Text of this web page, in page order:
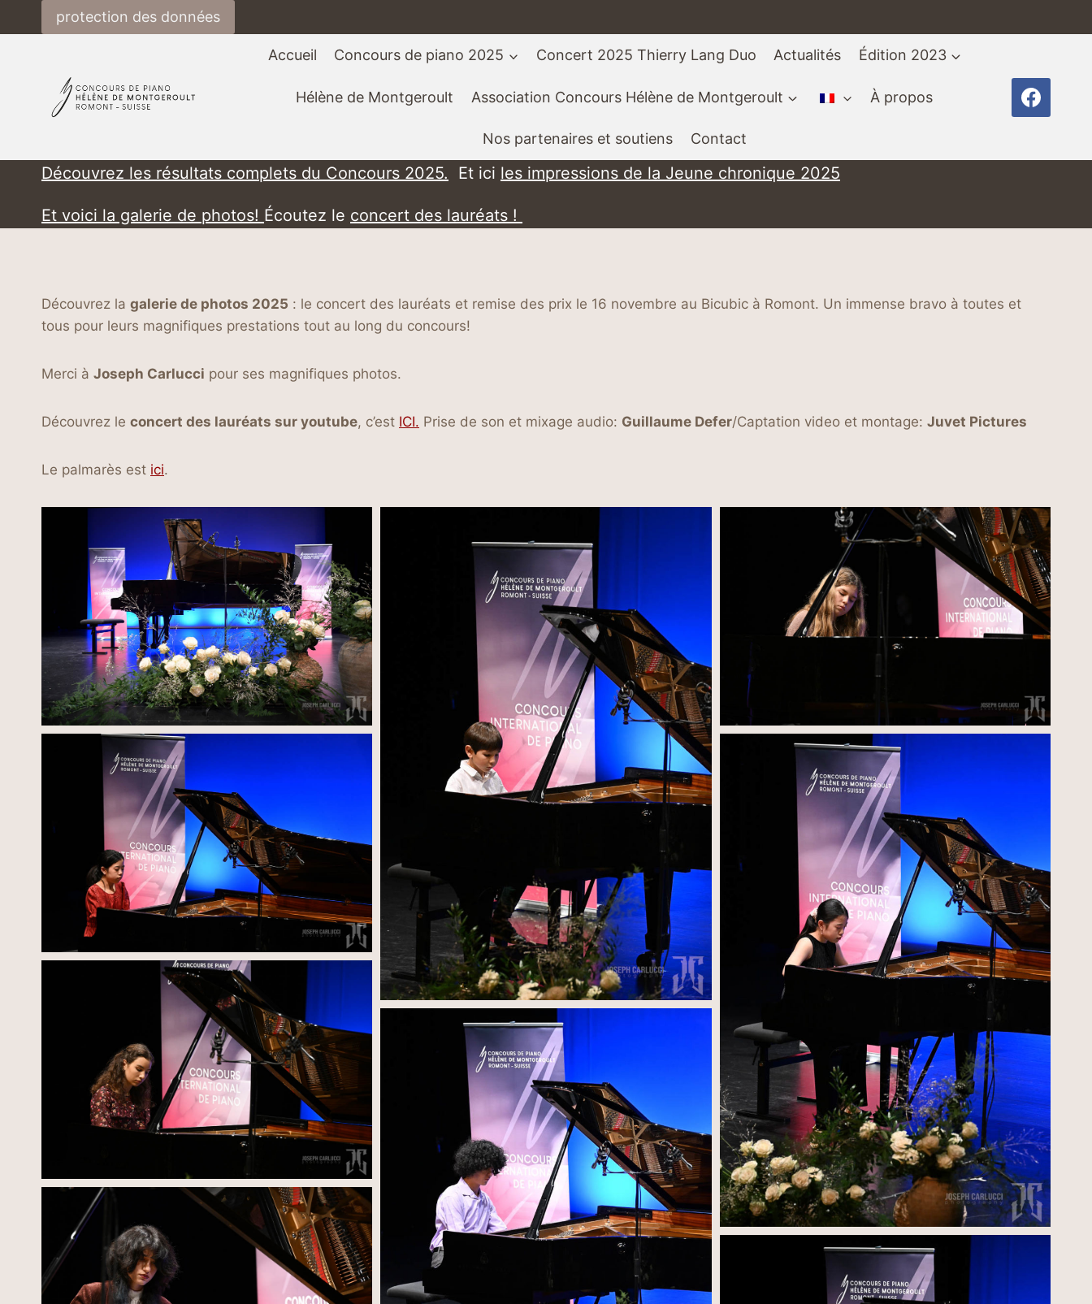
au
protection des données
Accueil Concours de piano 2025 Concert 2025 Thierry Lang Duo Actualités Édition 2023
Hélène de Montgeroult Association Concours Hélène de Montgeroult À propos
Nos partenaires et soutiens Contact
Découvrez les résultats complets du Concours 2025. Et ici les impressions de la Jeune chronique 2025
Et voici la galerie de photos! Écoutez le concert des lauréats !
Découvrez la galerie de photos 2025 : le concert des lauréats et remise des prix le 16 novembre au Bicubic à Romont. Un immense bravo à toutes et
tous pour leurs magnifiques prestations tout au long du concours!
Merci à Joseph Carlucci pour ses magnifiques photos.
Découvrez le concert des lauréats sur youtube, c’est ICI. Prise de son et mixage audio: Guillaume Defer/Captation video et montage: Juvet Pictures
Le palmarès est ici.